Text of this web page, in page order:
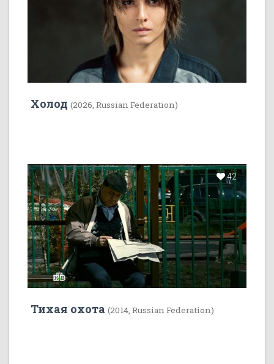
Холод (2026, Russian Federation)
42
Тихая охота (2014, Russian Federation)